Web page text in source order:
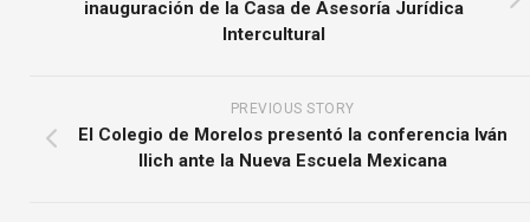
inauguración de la Casa de Asesoría Jurídica
Intercultural
PREVIOUS STORY
El Colegio de Morelos presentó la conferencia Iván
Ilich ante la Nueva Escuela Mexicana